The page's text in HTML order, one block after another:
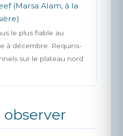
(Marsa Alam, à la
le plus fiable au
à décembre. Requins-
sur le plateau nord